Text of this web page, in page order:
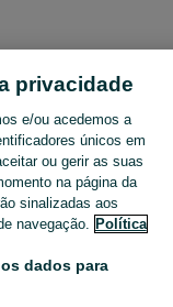
privacidade
e/ou acedemos a
únicos em
ou gerir as suas
na página da
sinalizadas aos
navegação. Política
dados para